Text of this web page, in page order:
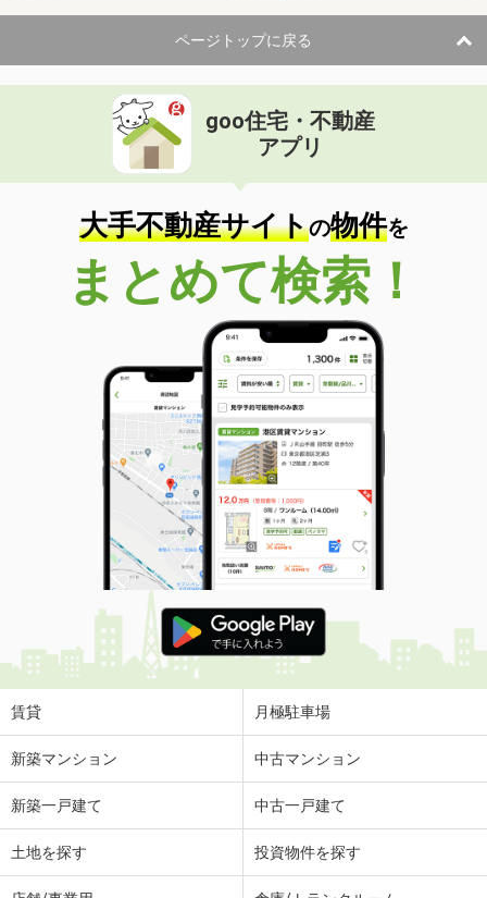
ページトップに戻る
goo住宅・不動産
アプリ
大手不動産サイトの物件を
まとめて検索！
賃貸 月極駐車場
新築マンション 中古マンション
新築一戸建て 中古一戸建て
土地を探す 投資物件を探す